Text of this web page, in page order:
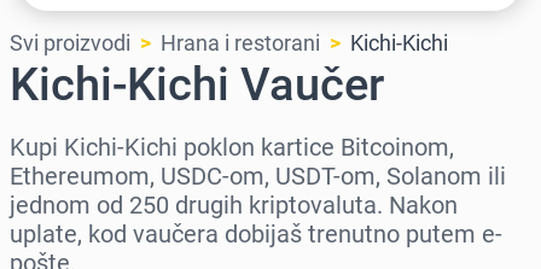
Svi proizvodi Hrana i restorani Kichi-Kichi
Kichi-Kichi Vaučer
Kupi Kichi-Kichi poklon kartice Bitcoinom,
Ethereumom, USDC-om, USDT-om, Solanom ili
jednom od 250 drugih kriptovaluta. Nakon
uplate, kod vaučera dobijaš trenutno putem e-